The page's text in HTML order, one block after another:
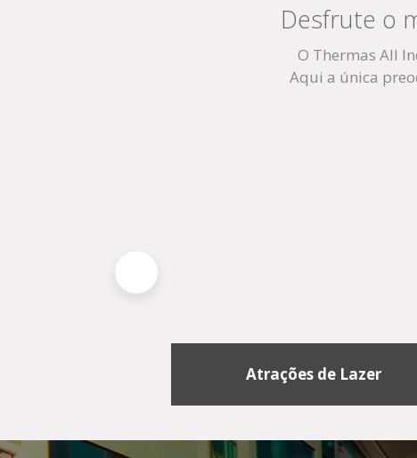
Desfrute o
O Thermas All
Aqui a única
Atrações de Lazer